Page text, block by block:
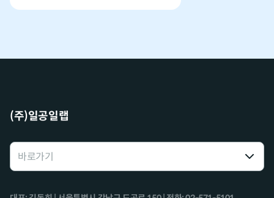
(주)일공일랩